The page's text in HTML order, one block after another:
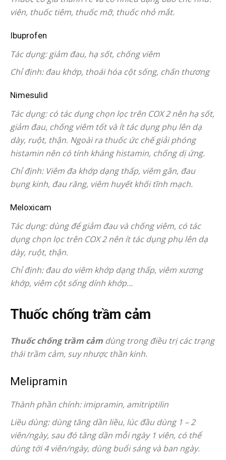
viên, thuốc tiêm, thuốc mỡ, thuốc nhỏ mắt.
Ibuprofen
Tác dụng: giảm đau, hạ sốt, chống viêm
Chỉ định: đau khớp, thoái hóa cột sống, chấn thương
Nimesulid
Tác dụng: có tác dụng chọn lọc trên COX 2 nên hạ sốt,
giảm đau, chống viêm tốt và ít tác dụng phụ lên dạ
dày, ruột, thận. Ngoài ra thuốc ức chế giải phóng
histamin nên có tính kháng histamin, chống dị ứng.
Chỉ định: Viêm đa khớp dạng thấp, viêm gân, đau
bụng kinh, đau răng, viêm huyết khối tĩnh mạch.
Meloxicam
Tác dụng: dùng để giảm đau và chống viêm, có tác
dụng chọn lọc trên COX 2 nên ít tác dụng phụ lên dạ
dày, ruột, thận.
Chỉ định: đau do viêm khớp dạng thấp, viêm xương
khớp, viêm cột sống dính khớp…
Thuốc chống trầm cảm
Thuốc chống trầm cảm dùng trong điều trị các trạng
thái trầm cảm, suy nhược thần kinh.
Melipramin
Thành phần chính: imipramin, amitriptilin
Liều dùng: dùng tăng dần liều, lúc đầu dùng 1 – 2
viên/ngày, sau đó tăng dần mỗi ngày 1 viên, có thể
dùng tới 4 viên/ngày, dùng buổi sáng và ban ngày.